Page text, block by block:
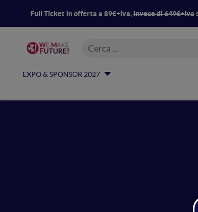
Full Ticket in offerta a 89€+iva,invece di 649€+iva
EXPO & SPONSOR 2027